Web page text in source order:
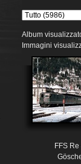
Album
Immagini
FFS